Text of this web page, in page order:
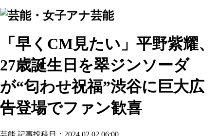
芸能
「早くCM見たい」平野紫耀、
27歳誕生日を翠ジンソーダ
が“匂わせ祝福”渋谷に巨大広
告登場でファン歓喜
芸能 記事投稿日：2024.02.02 06:00